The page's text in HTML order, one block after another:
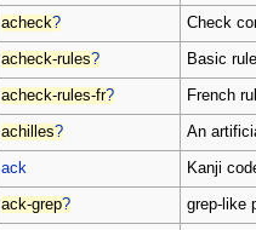
acheck? Check
acheck-rules? Basic
acheck-rules-fr? French
achilles? An
ack Kanji
ack-grep? grep-like